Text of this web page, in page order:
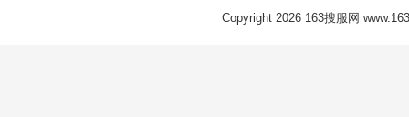
Copyright 2026 163搜服网